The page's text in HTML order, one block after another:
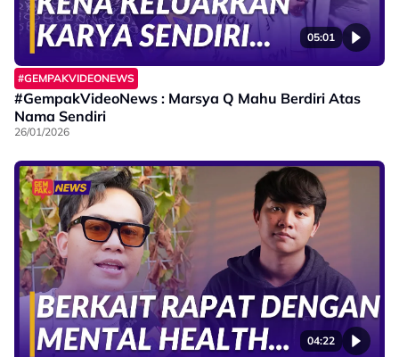
05:01
#GEMPAKVIDEONEWS
#GempakVideoNews : Marsya Q Mahu Berdiri Atas
Nama Sendiri
26/01/2026
04:22